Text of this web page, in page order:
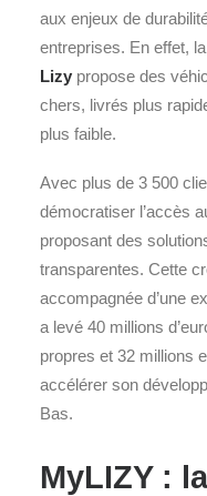
aux enjeux de
entreprises. En effet,
Lizy propose des
chers, livrés plus
plus faible.
Avec plus de 3 500
démocratiser l’accès
proposant des
transparentes. Cette
accompagnée d’une
a levé 40 millions
propres et 32 millions
accélérer son
Bas.
MyLIZY :